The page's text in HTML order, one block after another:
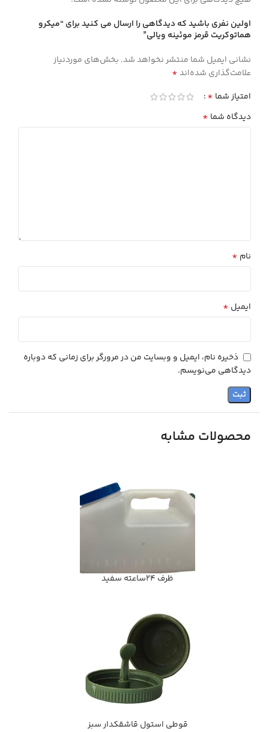
اولین نفری باشید که دیدگاهی را ارسال می کنید برای “ميكرو
هماتوكريت قرمز موئينه ويالي”
نشانی ایمیل شما منتشر نخواهد شد. بخش‌های موردنیاز
علامت‌گذاری شده‌اند*
امتیاز شما *
دیدگاه شما *
نام *
ایمیل *
ذخیره نام، ایمیل و وبسایت من در مرورگر برای زمانی که دوباره
دیدگاهی می‌نویسم.
محصولات مشابه
ظرف 24ساعته سفید
قوطي استول قاشقكدار سبز